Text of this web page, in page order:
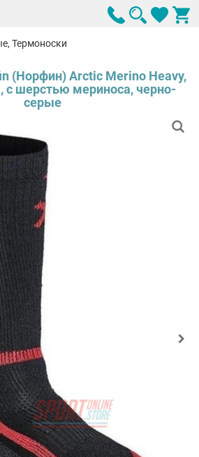
Термоноски
(Норфин) Arctic Merino Heavy,
с шерстью мериноса, черно-
серые